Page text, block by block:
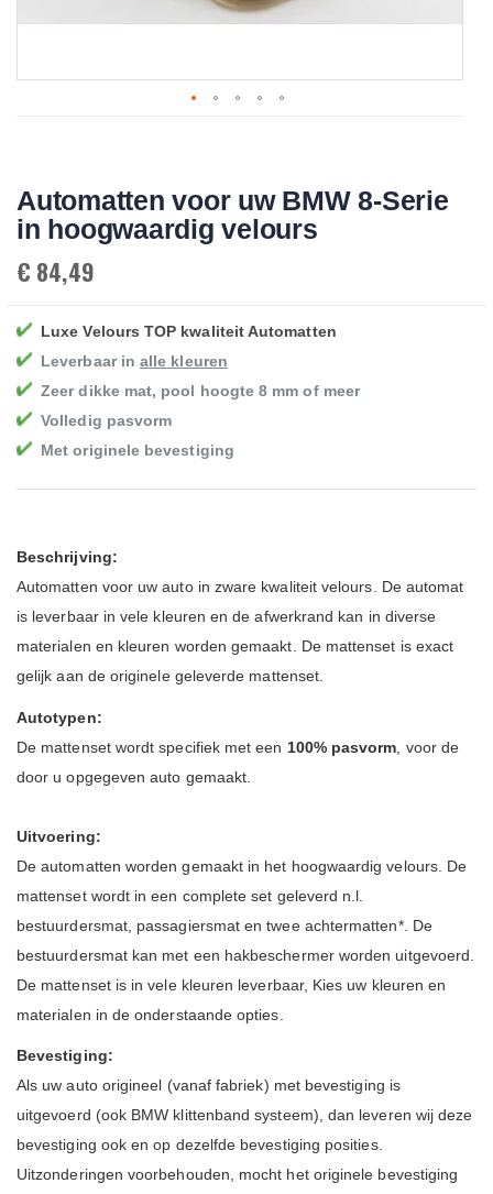
of
the
images
Automatten voor uw BMW 8-Serie
in hoogwaardig velours
€ 84,49
Luxe Velours TOP kwaliteit Automatten
Leverbaar inalle kleuren
Zeer dikke mat, pool hoogte 8 mm of meer
Volledig pasvorm
Met originele bevestiging
Beschrijving:
Automatten voor uw auto in zware kwaliteit velours. De automat
is leverbaar in vele kleuren en de afwerkrand kan in diverse
materialen en kleuren worden gemaakt. De mattenset is exact
gelijk aan de originele geleverde mattenset.
Autotypen:
De mattenset wordt specifiek met een 100% pasvorm , voor de
door u opgegeven auto gemaakt.
Uitvoering:
De automatten worden gemaakt in het hoogwaardig velours. De
mattenset wordt in een complete set geleverd n.l.
bestuurdersmat, passagiersmat en twee achtermatten*. De
bestuurdersmat kan met een hakbeschermer worden uitgevoerd.
De mattenset is in vele kleuren leverbaar, Kies uw kleuren en
materialen in de onderstaande opties.
Bevestiging:
Als uw auto origineel (vanaf fabriek) met bevestiging is
uitgevoerd (ook BMW klittenband systeem), dan leveren wij deze
bevestiging ook en op dezelfde bevestiging posities.
Uitzonderingen voorbehouden, mocht het originele bevestiging